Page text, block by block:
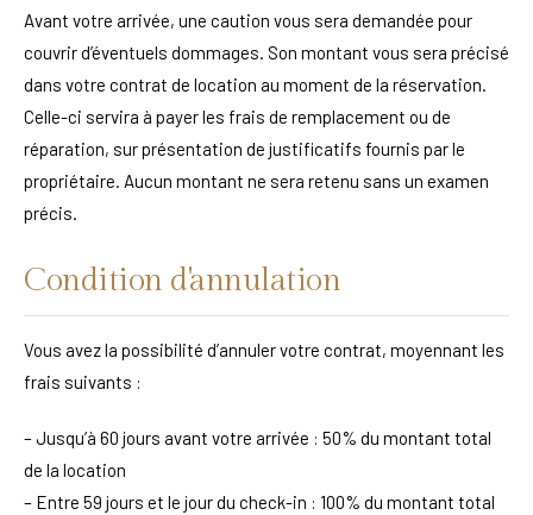
Avant votre arrivée, une caution vous sera demandée pour
couvrir d’éventuels dommages. Son montant vous sera précisé
dans votre contrat de location au moment de la réservation.
Celle-ci servira à payer les frais de remplacement ou de
réparation, sur présentation de justificatifs fournis par le
propriétaire. Aucun montant ne sera retenu sans un examen
précis.
Condition d'annulation
Vous avez la possibilité d’annuler votre contrat, moyennant les
frais suivants :
– Jusqu’à 60 jours avant votre arrivée : 50% du montant total
de la location
– Entre 59 jours et le jour du check-in : 100% du montant total